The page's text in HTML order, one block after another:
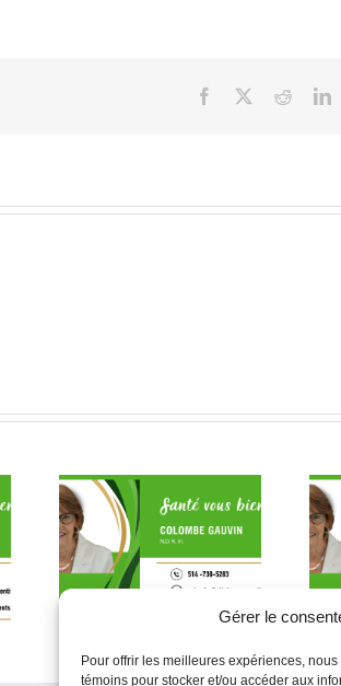
Gérer le
Pour offrir les meilleures expériences,
témoins pour stocker et/ou accéder aux
Facebook Reddit
Comment traiter le
bruxisme naturellement